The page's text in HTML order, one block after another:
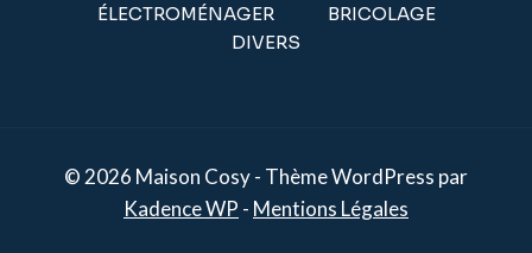
ÉLECTROMÉNAGER
BRICOLAGE
DIVERS
© 2026 Maison Cosy - Thème WordPress par
Kadence WP - Mentions Légales